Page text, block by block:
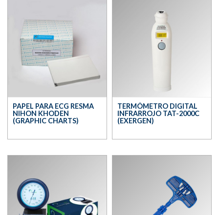
PAPEL PARA ECG RESMA
NIHON KHODEN
(GRAPHIC CHARTS)
TERMÓMETRO DIGITAL
INFRARROJO TAT-2000C
(EXERGEN)